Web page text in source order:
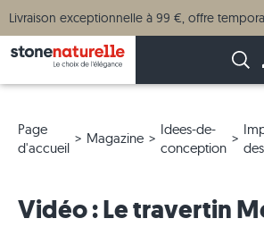
Livraison exceptionnelle à 99 €, offre
Page
d'accueil
Magazine
Idees-de-
conception
Vidéo : Le travertin